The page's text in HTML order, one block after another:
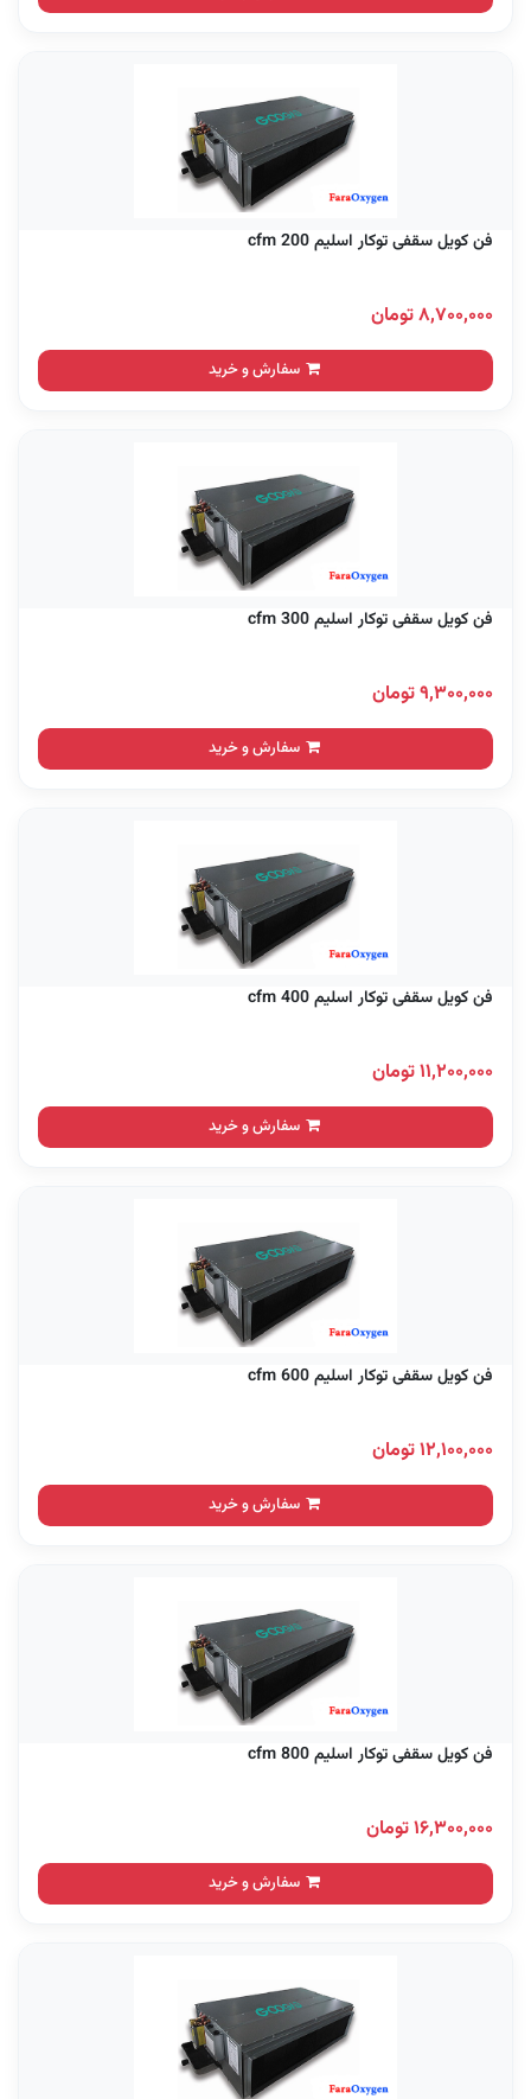
فن کویل سقفی توکار اسلیم 200 cfm
۸,۷۰۰,۰۰۰ تومان
سفارش و خرید
فن کویل سقفی توکار اسلیم 300 cfm
۹,۳۰۰,۰۰۰ تومان
سفارش و خرید
فن کویل سقفی توکار اسلیم 400 cfm
۱۱,۲۰۰,۰۰۰ تومان
سفارش و خرید
فن کویل سقفی توکار اسلیم 600 cfm
۱۲,۱۰۰,۰۰۰ تومان
سفارش و خرید
فن کویل سقفی توکار اسلیم 800 cfm
۱۶,۳۰۰,۰۰۰ تومان
سفارش و خرید